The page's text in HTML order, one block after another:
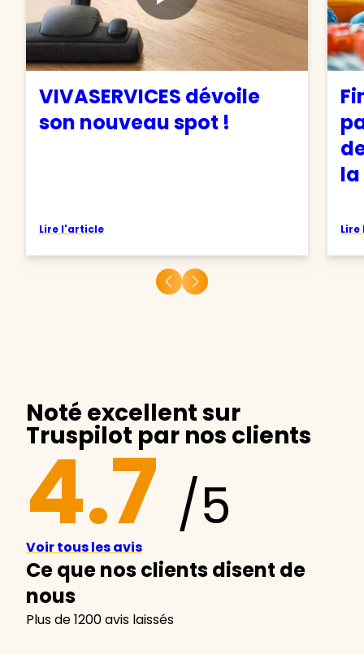
VIVASERVICES dévoile
son nouveau spot !
Lire l'article
la
Noté excellent sur
Truspilot par nos clients
4.7 /5
Voir tous les avis
Ce que nos clients disent de
nous
Plus de 1200 avis laissés